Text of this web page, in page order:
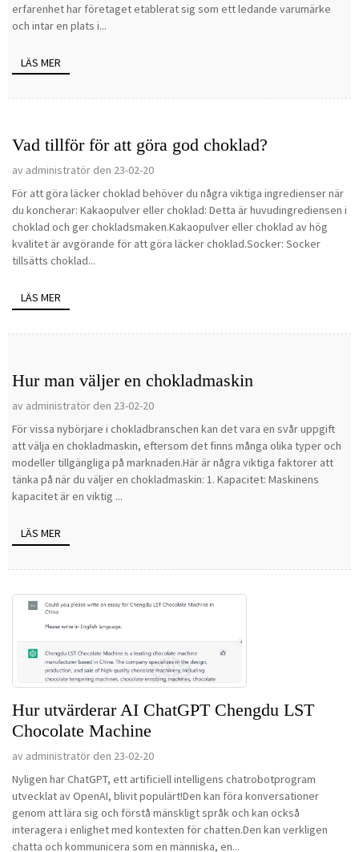
erfarenhet har företaget etablerat sig som ett ledande varumärke
och intar en plats i...
LÄS MER
Vad tillför för att göra god choklad?
av administratör den 23-02-20
För att göra läcker choklad behöver du några viktiga ingredienser när
du koncherar: Kakaopulver eller choklad: Detta är huvudingrediensen i
choklad och ger chokladsmaken.Kakaopulver eller choklad av hög
kvalitet är avgörande för att göra läcker choklad.Socker: Socker
tillsätts choklad...
LÄS MER
Hur man väljer en chokladmaskin
av administratör den 23-02-20
För vissa nybörjare i chokladbranschen kan det vara en svår uppgift
att välja en chokladmaskin, eftersom det finns många olika typer och
modeller tillgängliga på marknaden.Här är några viktiga faktorer att
tänka på när du väljer en chokladmaskin: 1. Kapacitet: Maskinens
kapacitet är en viktig ...
LÄS MER
Hur utvärderar AI ChatGPT Chengdu LST
Chocolate Machine
av administratör den 23-02-20
Nyligen har ChatGPT, ett artificiell intelligens chatrobotprogram
utvecklat av OpenAI, blivit populärt!Den kan föra konversationer
genom att lära sig och förstå mänskligt språk och kan också
interagera i enlighet med kontexten för chatten.Den kan verkligen
chatta och kommunicera som en människa, en...